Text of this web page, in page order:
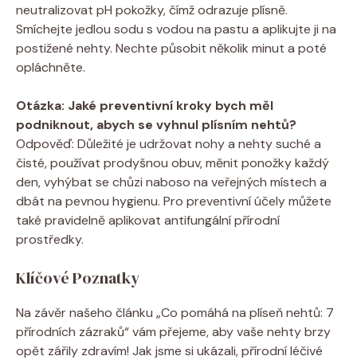
neutralizovat pH pokožky, čímž odrazuje plísně.
Smíchejte jedlou sodu s vodou na pastu a aplikujte ji na
postižené nehty. Nechte působit několik minut a poté
opláchněte.
Otázka: Jaké preventivní kroky bych měl
podniknout, abych se vyhnul plísním nehtů?
Odpověď: Důležité je udržovat nohy a nehty suché a
čisté, používat prodyšnou obuv, měnit ponožky každý
den, vyhýbat se chůzi naboso na veřejných místech a
dbát na pevnou hygienu. Pro preventivní účely můžete
také pravidelně aplikovat antifungální přírodní
prostředky.
Klíčové Poznatky
Na závěr našeho článku „Co pomáhá na plíseň nehtů: 7
přírodních zázraků“ vám přejeme, aby vaše nehty brzy
opět zářily zdravím! Jak jsme si ukázali, přírodní léčivé